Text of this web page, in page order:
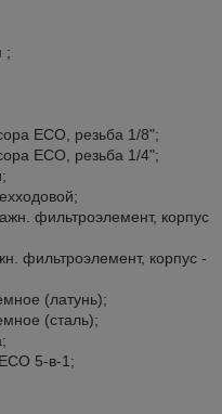
;
ECO, резьба 1/8";
ECO, резьба 1/4";
фильтроэлемент, корпус
фильтроэлемент, корпус -
(латунь);
(сталь);
5-в-1;